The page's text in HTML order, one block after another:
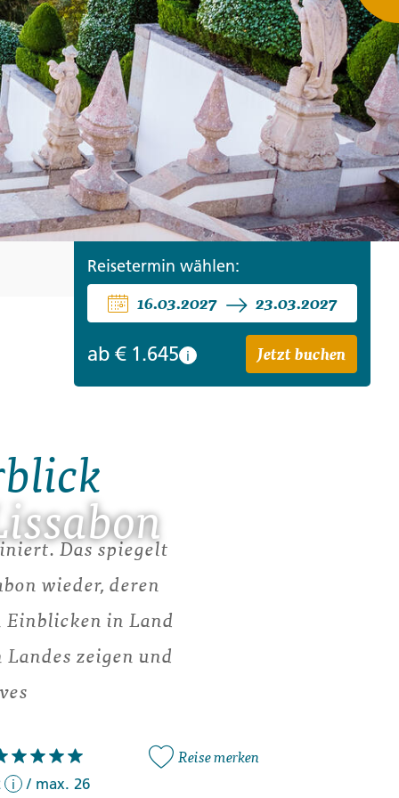
Zypern
Beratung+49 (0) 431 5446-0 Reisefinder öffnen
Beratung+49 (0) 431 5446-0 Reisefinder öffnen
Beratung+49 (0) 431 5446-0 Reisefinder öffnen
Reisetermin wählen:
16.03.2027 23.03.2027
ab € 1.645 i Jetzt buchen
Das spiegelt
wieder, deren
in Land
zeigen und
i / max. 26
Reise merken